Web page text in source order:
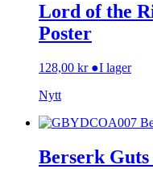
Lord of the
Poster
128,00 kr ●I lager
Nytt
Berserk